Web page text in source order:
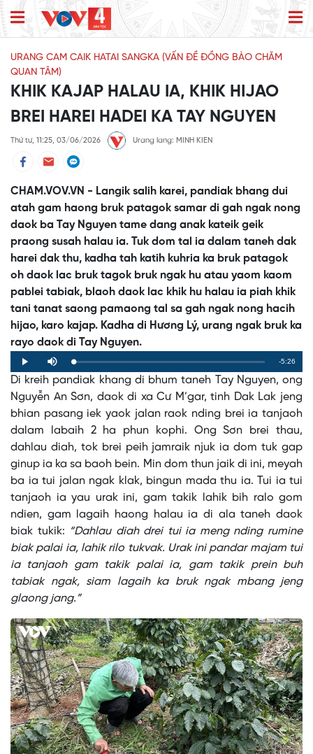
URANG CAM CAIK HATAI SANGKA (VẤN ĐỀ ĐỒNG BÀO CHĂM
QUAN TÂM)
KHIK KAJAP HALAU IA, KHIK HIJAO
BREI HAREI HADEI KA TAY NGUYEN
Thứ tư, 11:25, 03/06/2026 Urang lang: MINH KIEN
CHAM.VOV.VN - Langik salih karei, pandiak bhang dui
atah gam haong bruk patagok samar di gah ngak nong
daok ba Tay Nguyen tame dang anak kateik geik
praong susah halau ia. Tuk dom tal ia dalam taneh dak
harei dak thu, kadha tah katih kuhria ka bruk patagok
oh daok lac bruk tagok bruk ngak hu atau yaom kaom
pablei tabiak, blaoh daok lac khik hu halau ia piah khik
tani tanat saong pamaong tal sa gah ngak nong hacih
hijao, karo kajap. Kadha di Hương Lý, urang ngak bruk ka
rayo daok di Tay Nguyen.
Play Mute Loaded:
0%
Progress:
0%
Remaining
Time
-5:26
Di kreih pandiak khang di bhum taneh Tay Nguyen, ong
Nguyễn An Sơn, daok di xa Cư M’gar, tinh Dak Lak jeng
bhian pasang iek yaok jalan raok nding brei ia tanjaoh
dalam labaih 2 ha phun kophi. Ong Sơn brei thau,
dahlau diah, tok brei peih jamraik njuk ia dom tuk gap
ginup ia ka sa baoh bein. Min dom thun jaik di ini, meyah
ba ia tui jalan ngak klak, bingun mada thu ia. Tui ia tui
tanjaoh ia yau urak ini, gam takik lahik bih ralo gom
ndien, gam lagaih haong halau ia di ala taneh daok
biak tukik: “Dahlau diah drei tui ia meng nding rumine
biak palai ia, lahik rilo tukvak. Urak ini pandar majam tui
ia tanjaoh gam takik palai ia, gam takik prein buh
tabiak ngak, siam lagaih ka bruk ngak mbang jeng
glaong jang.”